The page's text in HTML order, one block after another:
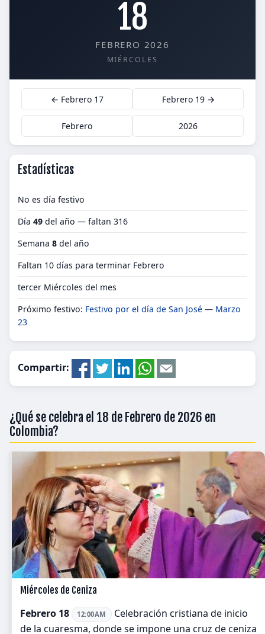
18
FEBRERO 2026
MIÉRCOLES
← Febrero 17 Febrero 19 →
Febrero 2026
Estadísticas
No es día festivo
Día 49 del año — faltan 316
Semana 8 del año
Faltan 10 días para terminar Febrero
tercer Miércoles del mes
Próximo festivo: Festivo por el día de San José — Marzo
23
Compartir:
¿Qué se celebra el 18 de Febrero de 2026 en
Colombia?
Miércoles de Ceniza
Febrero 18 12:00AM
Celebración cristiana de inicio
de la cuaresma, donde se impone una cruz de ceniza